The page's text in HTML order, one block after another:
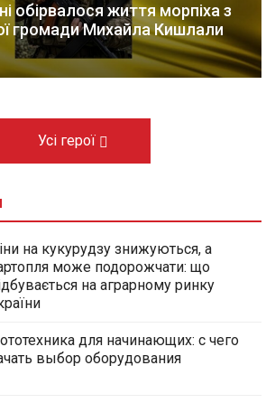
обірвалося життя морпіха з
громади Михайла Кишлали
Усі герої
на кукурудзу знижуються, а
може подорожчати: що
на аграрному ринку
для начинающих: с чего
выбор оборудования